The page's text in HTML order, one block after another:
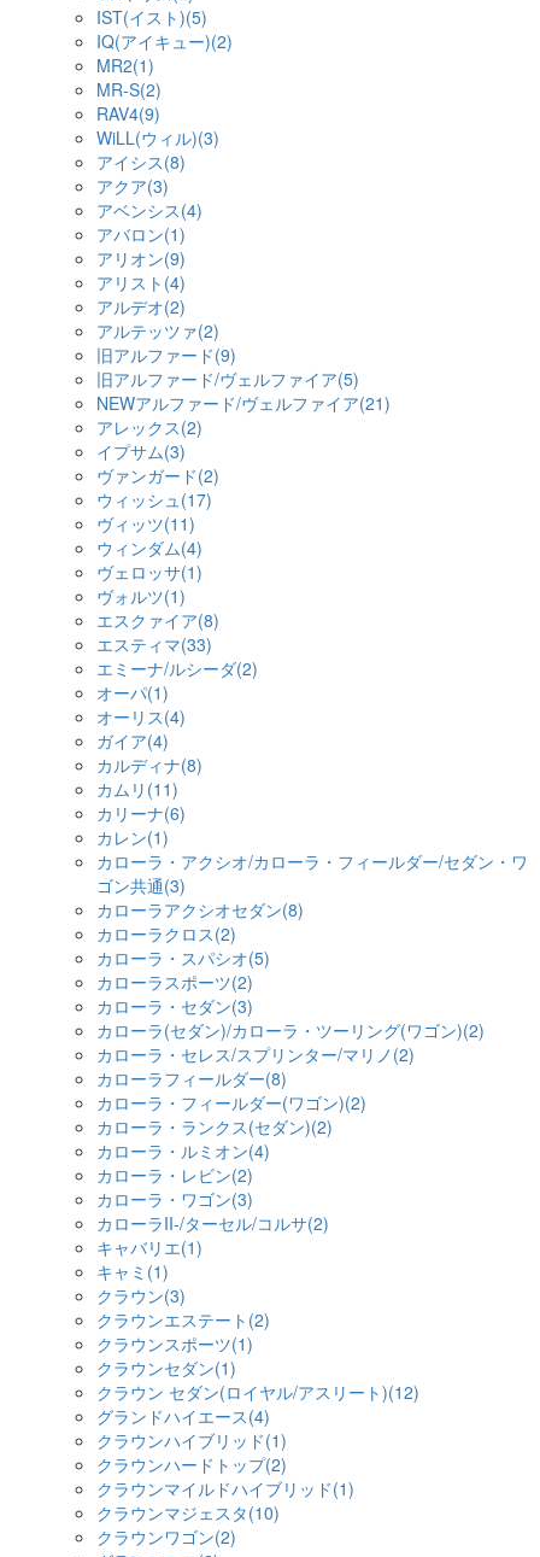
IST(イスト)(5)
IQ(アイキュー)(2)
MR2(1)
MR-S(2)
RAV4(9)
WiLL(ウィル)(3)
アイシス(8)
アクア(3)
アベンシス(4)
アバロン(1)
アリオン(9)
アリスト(4)
アルデオ(2)
アルテッツァ(2)
旧アルファード(9)
旧アルファード/ヴェルファイア(5)
NEWアルファード/ヴェルファイア(21)
アレックス(2)
イプサム(3)
ヴァンガード(2)
ウィッシュ(17)
ヴィッツ(11)
ウィンダム(4)
ヴェロッサ(1)
ヴォルツ(1)
エスクァイア(8)
エスティマ(33)
エミーナ/ルシーダ(2)
オーパ(1)
オーリス(4)
ガイア(4)
カルディナ(8)
カムリ(11)
カリーナ(6)
カレン(1)
カローラ・アクシオ/カローラ・フィールダー/セダン・ワ
ゴン共通(3)
カローラアクシオセダン(8)
カローラクロス(2)
カローラ・スパシオ(5)
カローラスポーツ(2)
カローラ・セダン(3)
カローラ(セダン)/カローラ・ツーリング(ワゴン)(2)
カローラ・セレス/スプリンター/マリノ(2)
カローラフィールダー(8)
カローラ・フィールダー(ワゴン)(2)
カローラ・ランクス(セダン)(2)
カローラ・ルミオン(4)
カローラ・レビン(2)
カローラ・ワゴン(3)
カローラII-/ターセル/コルサ(2)
キャバリエ(1)
キャミ(1)
クラウン(3)
クラウンエステート(2)
クラウンスポーツ(1)
クラウンセダン(1)
クラウン セダン(ロイヤル/アスリート)(12)
グランドハイエース(4)
クラウンハイブリッド(1)
クラウンハードトップ(2)
クラウンマイルドハイブリッド(1)
クラウンマジェスタ(10)
クラウンワゴン(2)